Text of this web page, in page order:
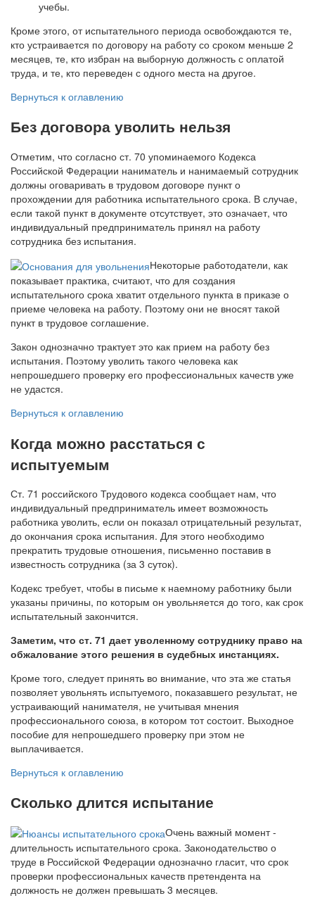
учебы.
Кроме этого, от испытательного периода освобождаются те,
кто устраивается по договору на работу со сроком меньше 2
месяцев, те, кто избран на выборную должность с оплатой
труда, и те, кто переведен с одного места на другое.
Вернуться к оглавлению
Без договора уволить нельзя
Отметим, что согласно ст. 70 упоминаемого Кодекса
Российской Федерации наниматель и нанимаемый сотрудник
должны оговаривать в трудовом договоре пункт о
прохождении для работника испытательного срока. В случае,
если такой пункт в документе отсутствует, это означает, что
индивидуальный предприниматель принял на работу
сотрудника без испытания.
Некоторые работодатели, как
показывает практика, считают, что для создания
испытательного срока хватит отдельного пункта в приказе о
приеме человека на работу. Поэтому они не вносят такой
пункт в трудовое соглашение.
Закон однозначно трактует это как прием на работу без
испытания. Поэтому уволить такого человека как
непрошедшего проверку его профессиональных качеств уже
не удастся.
Вернуться к оглавлению
Когда можно расстаться с
испытуемым
Ст. 71 российского Трудового кодекса сообщает нам, что
индивидуальный предприниматель имеет возможность
работника уволить, если он показал отрицательный результат,
до окончания срока испытания. Для этого необходимо
прекратить трудовые отношения, письменно поставив в
известность сотрудника (за 3 суток).
Кодекс требует, чтобы в письме к наемному работнику были
указаны причины, по которым он увольняется до того, как срок
испытательный закончится.
Заметим, что ст. 71 дает уволенному сотруднику право на
обжалование этого решения в судебных инстанциях.
Кроме того, следует принять во внимание, что эта же статья
позволяет увольнять испытуемого, показавшего результат, не
устраивающий нанимателя, не учитывая мнения
профессионального союза, в котором тот состоит. Выходное
пособие для непрошедшего проверку при этом не
выплачивается.
Вернуться к оглавлению
Сколько длится испытание
Очень важный момент -
длительность испытательного срока. Законодательство о
труде в Российской Федерации однозначно гласит, что срок
проверки профессиональных качеств претендента на
должность не должен превышать 3 месяцев.